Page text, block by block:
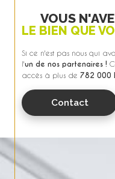
VOUS
LE BIEN QUE
Si ce n'est pas nous qui
l'un de nos partenaires !
accès à plus de 782 000
Contact